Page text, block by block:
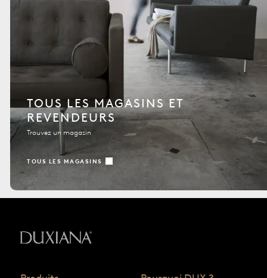
TOUS LES MAGASINS ET
REVENDEURS
Trouvez un magasin
TOUS LES MAGASINS